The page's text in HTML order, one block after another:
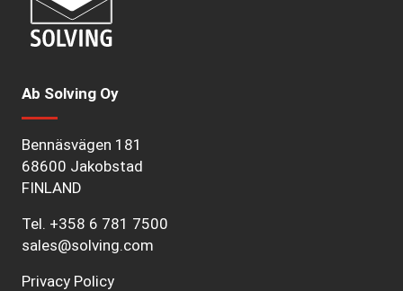
Ab Solving Oy
Bennäsvägen 181
68600 Jakobstad
FINLAND
Tel. +358 6 781 7500
sales@solving.com
Privacy Policy